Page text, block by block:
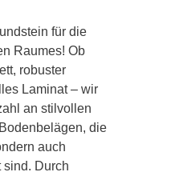
für die
Raumes! Ob
robuster
Laminat – wir
an stilvollen
die
auch
sind. Durch